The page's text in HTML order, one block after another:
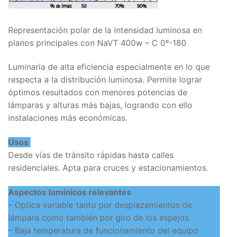
Representación polar de la intensidad luminosa en
planos principales con NaVT 400w – C 0º-180
Luminaria de alta eficiencia especialmente en lo que
respecta a la distribución luminosa. Permite lograr
óptimos resultados con menores potencias de
lámparas y alturas más bajas, logrando con ello
instalaciones más económicas.
Usos
Desde vías de tránsito rápidas hasta calles
residenciales. Apta para cruces y estacionamientos.
Aspectos lumínicos relevantes
– Optica variable tanto por desplazamientos de
lámpara como también por giro de los espejos.
– Baja temperatura de funcionamiento del equipo